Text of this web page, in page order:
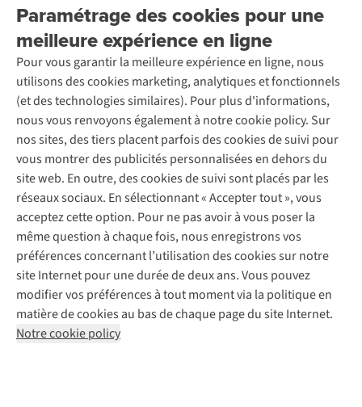
Paramétrage des cookies pour une
meilleure expérience en ligne
Pour vous garantir la meilleure expérience en ligne, nous
utilisons des cookies marketing, analytiques et fonctionnels
(et des technologies similaires). Pour plus d'informations,
nous vous renvoyons également à notre cookie policy. Sur
nos sites, des tiers placent parfois des cookies de suivi pour
vous montrer des publicités personnalisées en dehors du
site web. En outre, des cookies de suivi sont placés par les
réseaux sociaux. En sélectionnant « Accepter tout », vous
acceptez cette option. Pour ne pas avoir à vous poser la
même question à chaque fois, nous enregistrons vos
préférences concernant l’utilisation des cookies sur notre
site Internet pour une durée de deux ans. Vous pouvez
modifier vos préférences à tout moment via la politique en
matière de cookies au bas de chaque page du site Internet.
Notre cookie policy
Retourner
Rétractation d'une commande
Entretien & réparations
Garantie
Contactez-nous
Entreprise responsable
À propos d’Ayacucho
Nos magasins
À propos d’A.S.Adventure
Déclaration d'accessibilité
Location / Location sports d’hiver
Seconde-main
Entretien de ski
Service de lavage
Entretien de chaussures
Réparation de chaussures
Réparation de vêtements
Retouches
Pour les entreprises
Découvrez
A.S.Magazine
Explore Camp
Expertise & conseils
Abonnez-vous à la newsletter
Suivez-nous
Mentions légales
Politique de confidentialité
Conditions générales
Cookie Policy